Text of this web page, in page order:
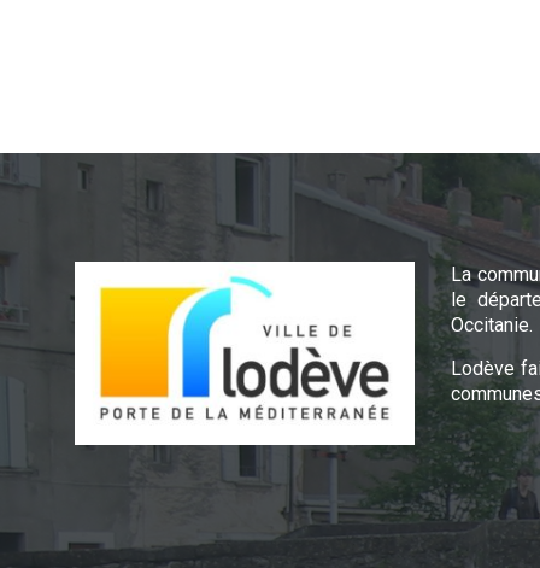
La
le
Occitanie.
Lodève